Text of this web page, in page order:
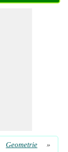
Geometrie
»